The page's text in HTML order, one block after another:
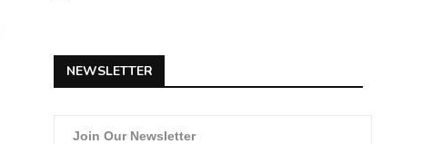
NEWSLETTER
Join Our Newsletter